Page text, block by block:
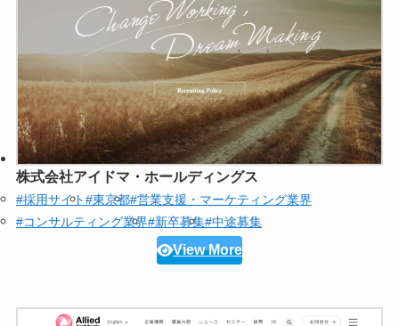
株式会社アイドマ・ホールディングス
#採用サイト#東京都#営業支援・マーケティング業界
#コンサルティング業界#新卒募集#中途募集
View More